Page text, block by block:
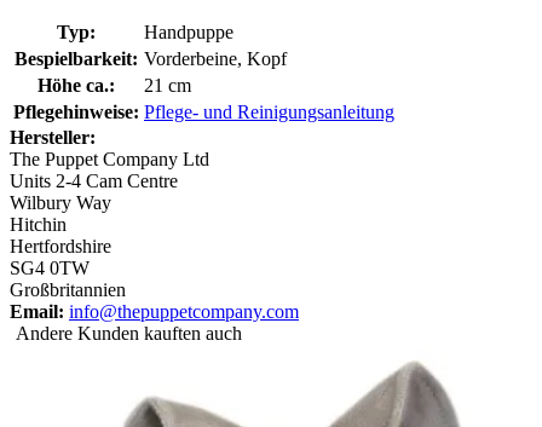
Typ:
Handpuppe
Bespielbarkeit: Vorderbeine, Kopf
Höhe ca.:
21 cm
Pflegehinweise: Pflege- und Reinigungsanleitung
Hersteller:
The Puppet Company Ltd
Units 2-4 Cam Centre
Wilbury Way
Hitchin
Hertfordshire
SG4 0TW
Großbritannien
Email: info@thepuppetcompany.com
Andere Kunden kauften auch